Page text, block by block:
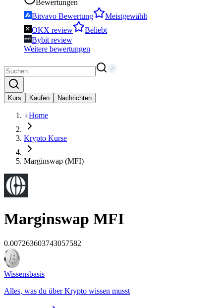
Bewertungen
Bitvavo Bewertung
Meistgewählt
OKX review
Beliebt
Bybit review
Weitere bewertungen
Kurs Kaufen Nachrichten
Home
Krypto Kurse
Marginswap (MFI)
Marginswap MFI
0.007263603743057582
Wissensbasis
Alles, was du über Krypto wissen musst